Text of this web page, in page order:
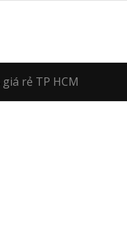
rẻ TP HCM